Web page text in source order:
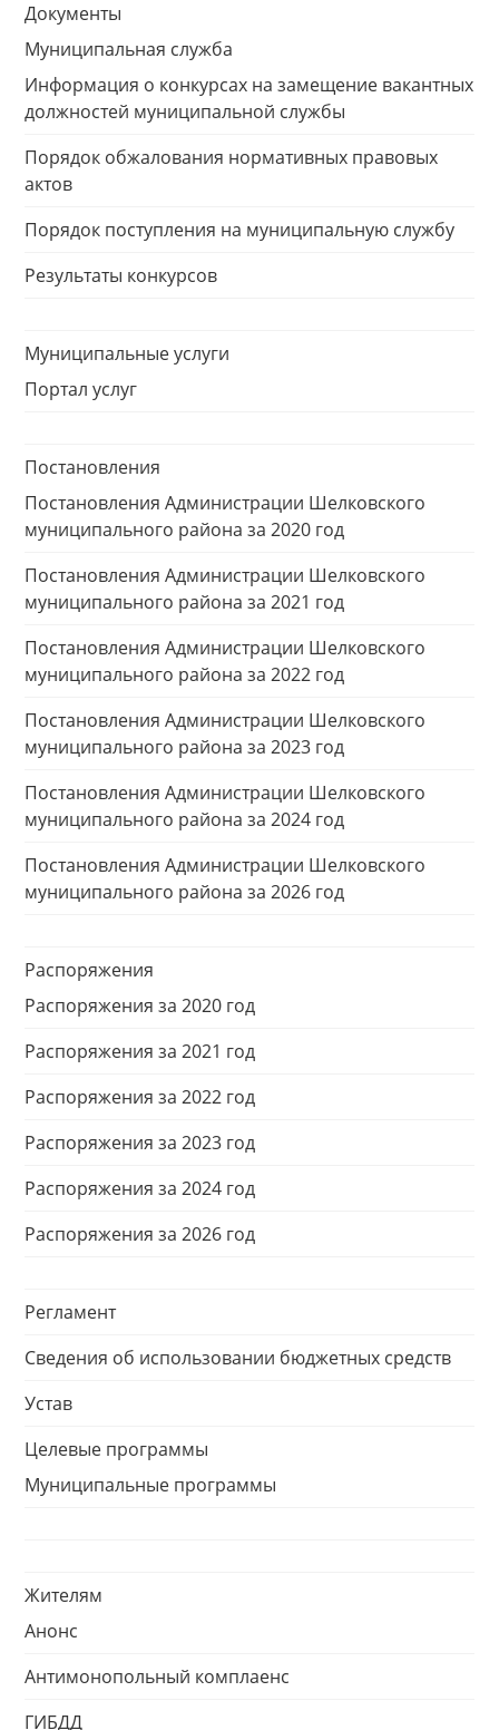
Документы
Муниципальная служба
Информация о конкурсах на замещение вакантных
должностей муниципальной службы
Порядок обжалования нормативных правовых
актов
Порядок поступления на муниципальную службу
Результаты конкурсов
Муниципальные услуги
Портал услуг
Постановления
Постановления Администрации Шелковского
муниципального района за 2020 год
Постановления Администрации Шелковского
муниципального района за 2021 год
Постановления Администрации Шелковского
муниципального района за 2022 год
Постановления Администрации Шелковского
муниципального района за 2023 год
Постановления Администрации Шелковского
муниципального района за 2024 год
Постановления Администрации Шелковского
муниципального района за 2026 год
Распоряжения
Распоряжения за 2020 год
Распоряжения за 2021 год
Распоряжения за 2022 год
Распоряжения за 2023 год
Распоряжения за 2024 год
Распоряжения за 2026 год
Регламент
Сведения об использовании бюджетных средств
Устав
Целевые программы
Муниципальные программы
Жителям
Анонс
Антимонопольный комплаенс
ГИБДД